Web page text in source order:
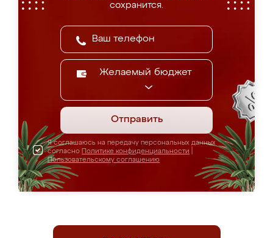
сохранится.
Желаемый бюджет
Отправить
Я соглашаюсь на передачу персональных данных
согласно Политике конфиденциальности
Пользовательскому соглашению